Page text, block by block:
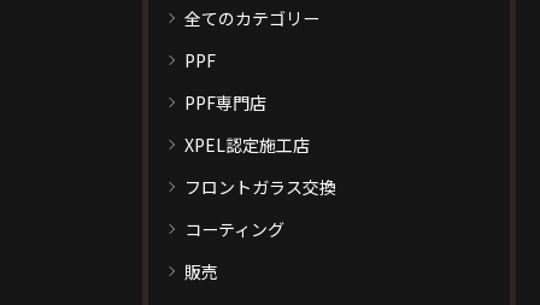
全てのカテゴリー
PPF
PPF専門店
XPEL認定施工店
フロントガラス交換
コーティング
販売